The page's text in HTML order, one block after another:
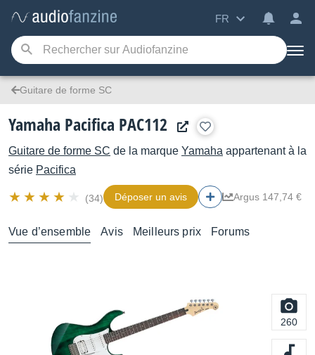
FR
Guitare de forme SC
Yamaha Pacifica PAC112
Guitare de forme SC de la marque Yamaha appartenant à la
série Pacifica
(34) Déposer un avis Argus 147,74 €
Vue d’ensemble Avis Meilleurs prix Forums
260